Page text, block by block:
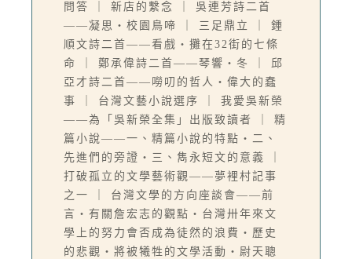
問答 ｜ 新店的繫念 ｜ 吳連芳詩二首
——凝思‧校園鳥啼 ｜ 三足鼎立 ｜ 鍾
順文詩二首——看戲‧攤在32街的七條
命 ｜ 鄭承偉詩二首——琴響‧冬 ｜ 邱
亞才詩二首——嘮叨的哲人‧偉大的蠢
事 ｜ 台灣文藝小說選序 ｜ 我愛吳新榮
——為「吳新榮全集」出版致讀者 ｜ 精
篇小說——一、精篇小說的特點‧二、
先進們的旁證‧三、雋永短文的意義 ｜
打破孤立的文學藝術觀——夢裡村記事
之一 ｜ 台灣文學的方向座談會——前
言‧有關詹宏志的觀點‧台灣卅年來文
學上的努力會否成為徒然的浪費‧歷史
的悲觀‧將被犧牲的文學活動‧尉天聰